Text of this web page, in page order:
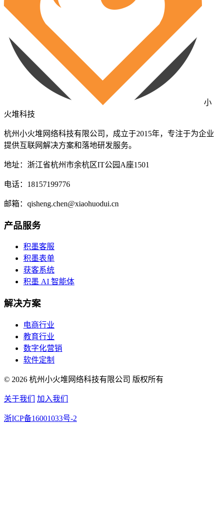
小
火堆科技
杭州小火堆网络科技有限公司，成立于2015年，专注于为企业
提供互联网解决方案和落地研发服务。
地址：浙江省杭州市余杭区IT公园A座1501
电话：18157199776
邮箱：qisheng.chen@xiaohuodui.cn
产品服务
积墨客服
积墨表单
获客系统
积墨 AI 智能体
解决方案
电商行业
教育行业
数字化营销
软件定制
© 2026 杭州小火堆网络科技有限公司 版权所有
关于我们 加入我们
浙ICP备16001033号-2